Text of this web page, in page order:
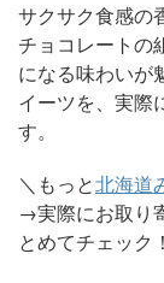
サクサク食感の
チョコレートの
になる味わいが
イーツを、実際
す。
＼もっと北海道
→実際にお取り
とめてチェック！